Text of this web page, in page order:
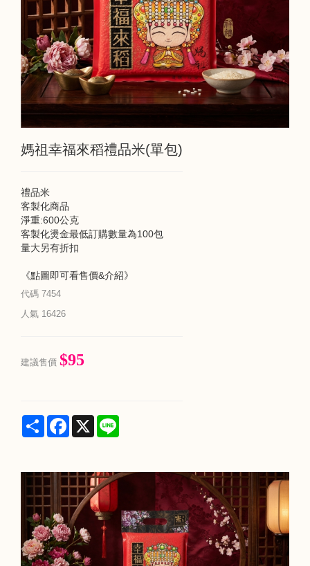
媽祖幸福來稻禮品米(單包)
禮品米
客製化商品
淨重:600公克
客製化燙金最低訂購數量為100包
量大另有折扣
《點圖即可看售價&介紹》
代碼 7454
人氣 16426
建議售價 $95
Share Facebook
X